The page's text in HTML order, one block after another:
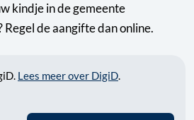
kindje in de gemeente
de aangifte dan online.
Lees meer over DigiD.